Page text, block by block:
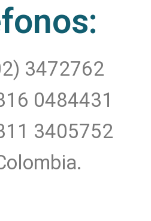
3472762
0484431
3405752